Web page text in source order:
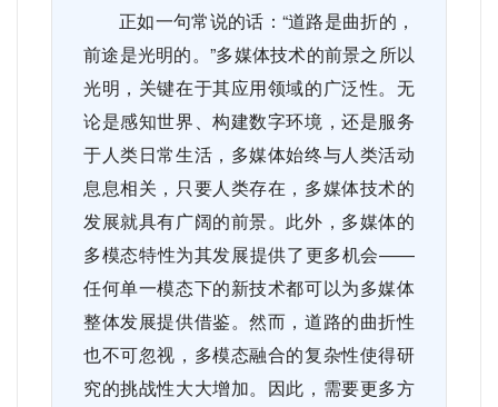
正如一句常说的话：“道路是曲折的，
前途是光明的。”多媒体技术的前景之所以
光明，关键在于其应用领域的广泛性。无
论是感知世界、构建数字环境，还是服务
于人类日常生活，多媒体始终与人类活动
息息相关，只要人类存在，多媒体技术的
发展就具有广阔的前景。此外，多媒体的
多模态特性为其发展提供了更多机会——
任何单一模态下的新技术都可以为多媒体
整体发展提供借鉴。然而，道路的曲折性
也不可忽视，多模态融合的复杂性使得研
究的挑战性大大增加。因此，需要更多方